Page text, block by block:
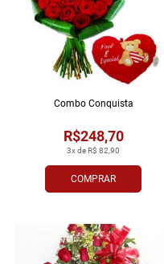
COMPRAR
3x de R$ 82,90
R$248,70
Combo Conquista